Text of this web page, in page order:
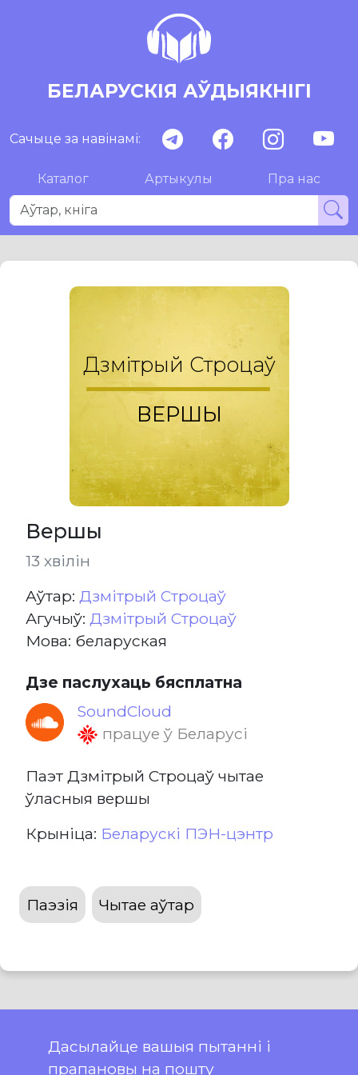
БЕЛАРУСКІЯ АЎДЫЯКНІГІ
Сачыце за навінамі:
Каталог Артыкулы Пра нас
Дзмітрый Строцаў
ВЕРШЫ
Вершы
13 хвілін
Aўтар: Дзмітрый Строцаў
Агучыў: Дзмітрый Строцаў
Мова: беларуская
Дзе паслухаць бясплатна
SoundCloud
працуе ў Беларусі
Паэт Дзмітрый Строцаў чытае
ўласныя вершы
Крыніца: Беларускі ПЭН-цэнтр
Паэзія Чытае аўтар
Дасылайце вашыя пытанні і
прапановы на пошту